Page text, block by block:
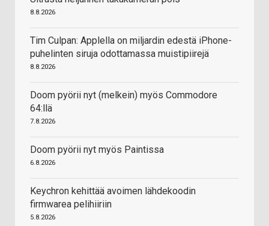
8.8.2026
Tim Culpan: Applella on miljardin edestä iPhone-
puhelinten siruja odottamassa muistipiirejä
8.8.2026
Doom pyörii nyt (melkein) myös Commodore
64:llä
7.8.2026
Doom pyörii nyt myös Paintissa
6.8.2026
Keychron kehittää avoimen lähdekoodin
firmwarea pelihiiriin
5.8.2026